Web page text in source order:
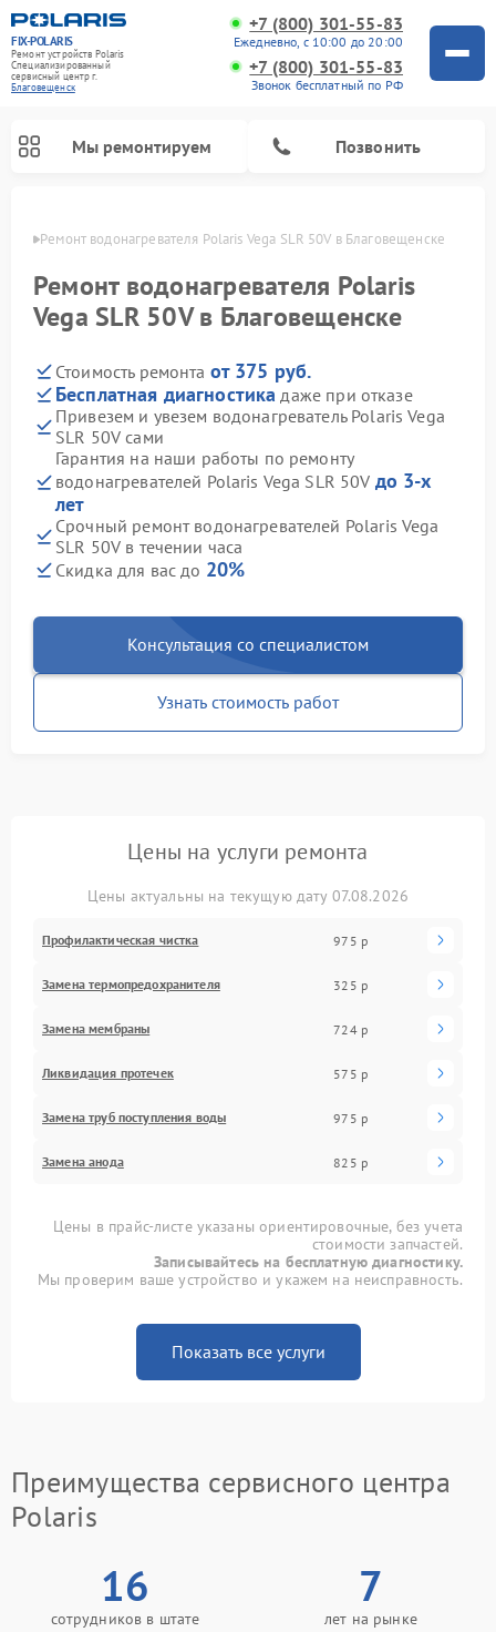
FIX-POLARIS
Ремонт устройств Polaris
Специализированный
cервисный центр г.
Благовещенск
+7 (800) 301-55-83
Ежедневно, с 10:00 до 20:00
+7 (800) 301-55-83
Звонок бесплатный по РФ
Мы ремонтируем Позвонить
Ремонт водонагревателя Polaris Vega SLR 50V в Благовещенске
Ремонт водонагревателя Polaris
Vega SLR 50V в Благовещенске
Стоимость ремонта от 375 руб.
Бесплатная диагностика даже при отказе
Привезем и увезем водонагреватель Polaris Vega
SLR 50V сами
Гарантия на наши работы по ремонту
водонагревателей Polaris Vega SLR 50V до 3-х
лет
Срочный ремонт водонагревателей Polaris Vega
SLR 50V в течении часа
Скидка для вас до 20%
Консультация со специалистом
Узнать стоимость работ
Цены на услуги ремонта
Цены актуальны на текущую дату 07.08.2026
Профилактическая чистка 975 р
Замена термопредохранителя 325 р
Замена мембраны 724 р
Ликвидация протечек 575 р
Замена труб поступления воды 975 р
Замена анода 825 р
Цены в прайс-листе указаны ориентировочные, без учета
стоимости запчастей.
Записывайтесь на бесплатную диагностику.
Мы проверим ваше устройство и укажем на неисправность.
Показать все услуги
Преимущества сервисного центра
Polaris
16
сотрудников в штате
7
лет на рынке